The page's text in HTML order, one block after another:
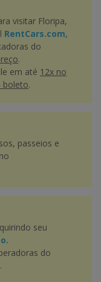
visitar Floripa,
RentCars.com,
do
.
em até 12x no
boleto.
passeios e
seu
do